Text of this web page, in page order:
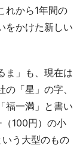
れから1年間の
をかけた新しい
ま」も、現在は
「星」の字、
福一満」と書い
100円）の小
う大型のもの